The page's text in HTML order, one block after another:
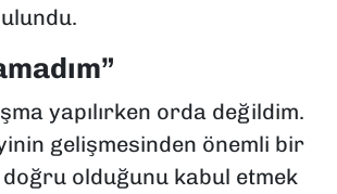
yapılırken orda değildim.
gelişmesinden önemli bir
doğru olduğunu kabul etmek